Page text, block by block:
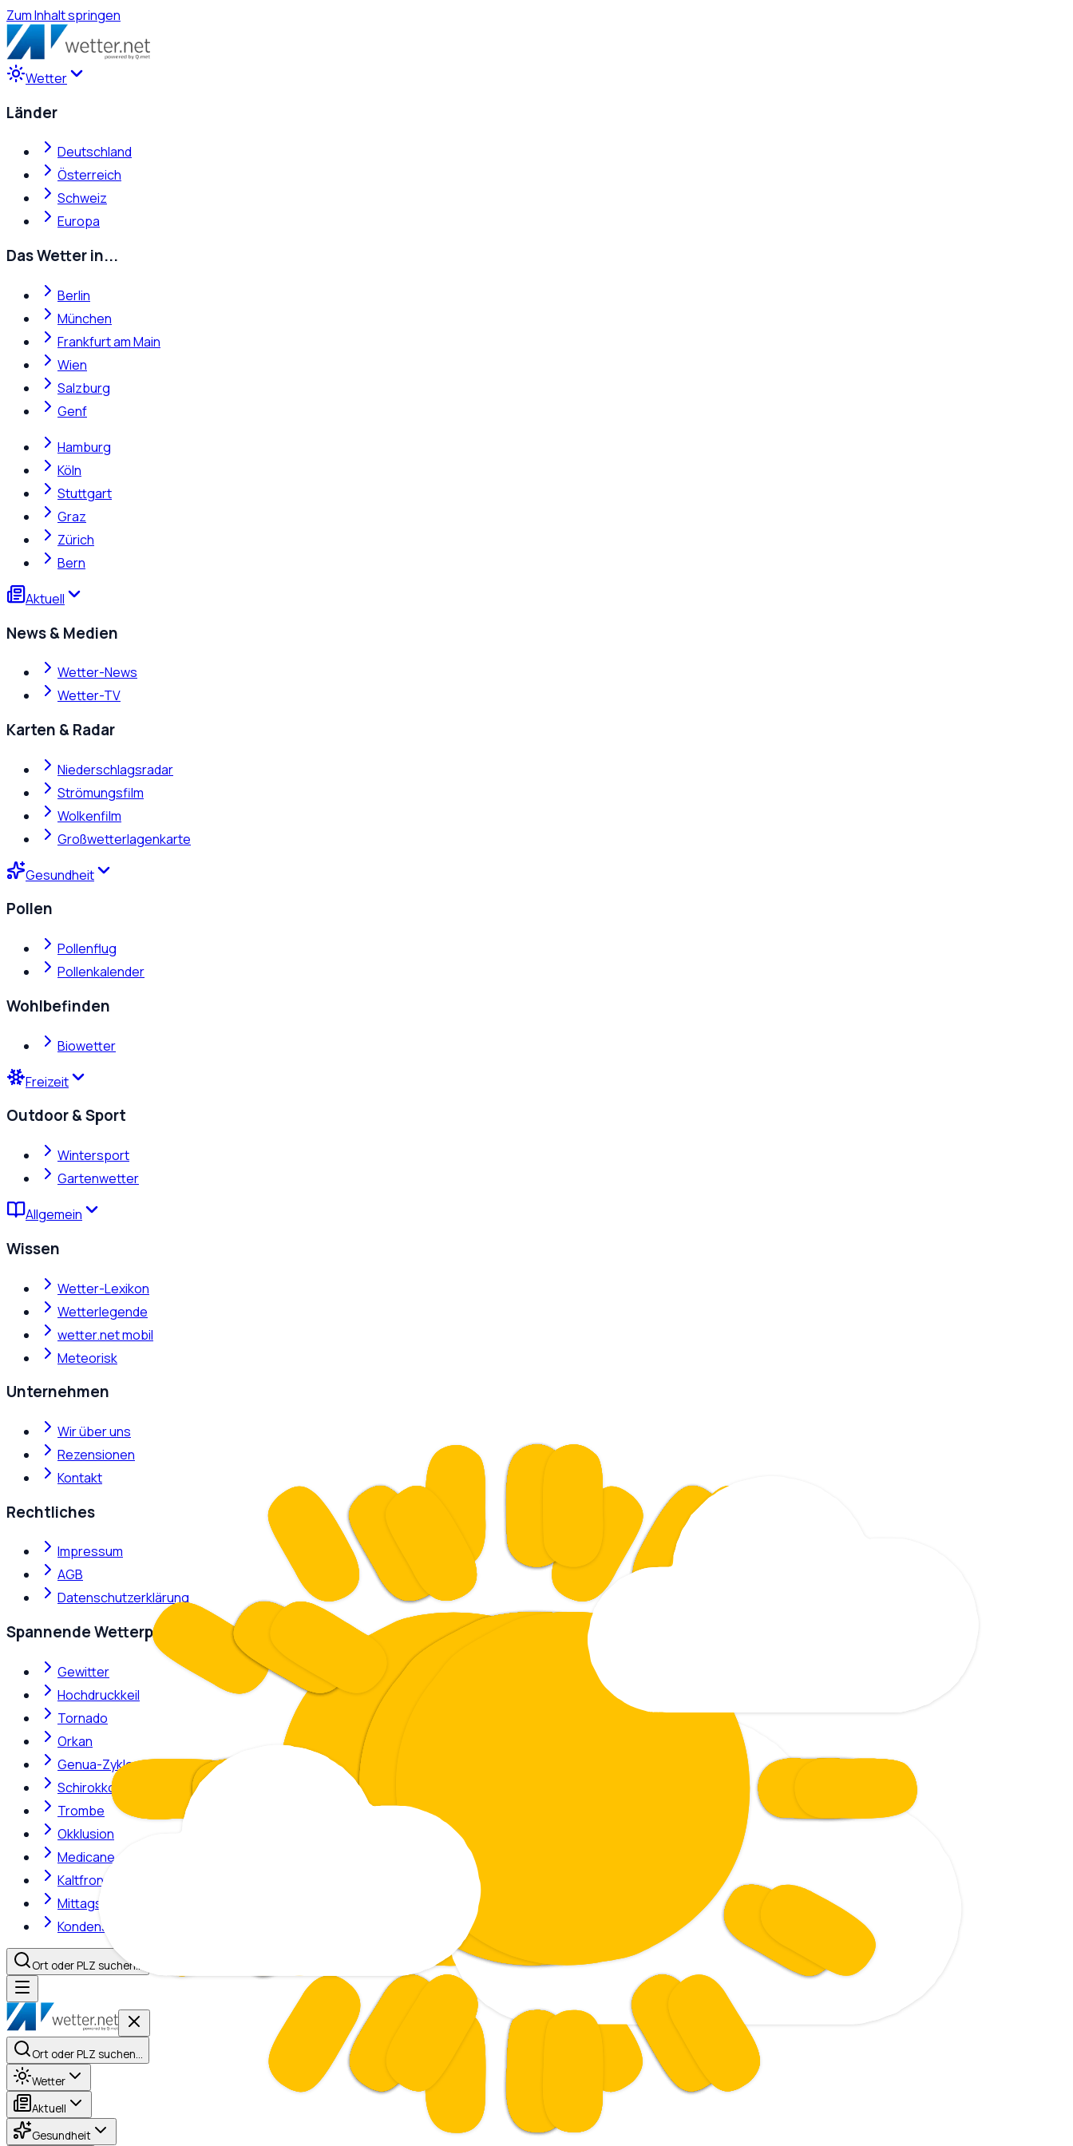
Zum Inhalt springen
Wetter
Länder
Deutschland
Österreich
Schweiz
Europa
Das Wetter in...
Berlin
München
Frankfurt am Main
Wien
Salzburg
Genf
Hamburg
Köln
Stuttgart
Graz
Zürich
Bern
Aktuell
News & Medien
Wetter-News
Wetter-TV
Karten & Radar
Niederschlagsradar
Strömungsfilm
Wolkenfilm
Großwetterlagenkarte
Gesundheit
Pollen
Pollenflug
Pollenkalender
Wohlbefinden
Biowetter
Freizeit
Outdoor & Sport
Wintersport
Gartenwetter
Allgemein
Wissen
Wetter-Lexikon
Wetterlegende
wetter.net mobil
Meteorisk
Unternehmen
Wir über uns
Rezensionen
Kontakt
Rechtliches
Impressum
AGB
Datenschutzerklärung
Spannende Wetterphänomene
Gewitter
Hochdruckkeil
Tornado
Orkan
Genua-Zyklone
Schirokko
Trombe
Okklusion
Medicane
Kaltfront
Mittagshitze
Kondensstreifen
Ort oder PLZ suchen…
Ort oder PLZ suchen…
Wetter
Aktuell
Gesundheit